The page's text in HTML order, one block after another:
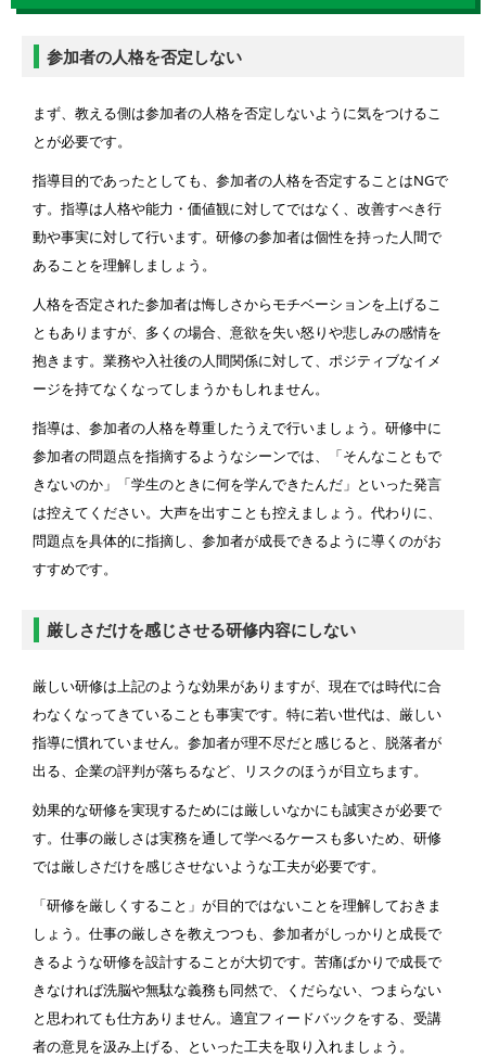
参加者の人格を否定しない
まず、教える側は参加者の人格を否定しないように気をつけるこ
とが必要です。
指導目的であったとしても、参加者の人格を否定することはNGで
す。指導は人格や能力・価値観に対してではなく、改善すべき行
動や事実に対して行います。研修の参加者は個性を持った人間で
あることを理解しましょう。
人格を否定された参加者は悔しさからモチベーションを上げるこ
ともありますが、多くの場合、意欲を失い怒りや悲しみの感情を
抱きます。業務や入社後の人間関係に対して、ポジティブなイメ
ージを持てなくなってしまうかもしれません。
指導は、参加者の人格を尊重したうえで行いましょう。研修中に
参加者の問題点を指摘するようなシーンでは、「そんなこともで
きないのか」「学生のときに何を学んできたんだ」といった発言
は控えてください。大声を出すことも控えましょう。代わりに、
問題点を具体的に指摘し、参加者が成長できるように導くのがお
すすめです。
厳しさだけを感じさせる研修内容にしない
厳しい研修は上記のような効果がありますが、現在では時代に合
わなくなってきていることも事実です。特に若い世代は、厳しい
指導に慣れていません。参加者が理不尽だと感じると、脱落者が
出る、企業の評判が落ちるなど、リスクのほうが目立ちます。
効果的な研修を実現するためには厳しいなかにも誠実さが必要で
す。仕事の厳しさは実務を通して学べるケースも多いため、研修
では厳しさだけを感じさせないような工夫が必要です。
「研修を厳しくすること」が目的ではないことを理解しておきま
しょう。仕事の厳しさを教えつつも、参加者がしっかりと成長で
きるような研修を設計することが大切です。苦痛ばかりで成長で
きなければ洗脳や無駄な義務も同然で、くだらない、つまらない
と思われても仕方ありません。適宜フィードバックをする、受講
者の意見を汲み上げる、といった工夫を取り入れましょう。